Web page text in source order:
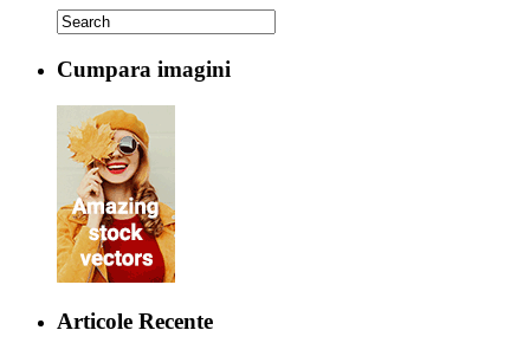
Cumpara imagini
Articole Recente